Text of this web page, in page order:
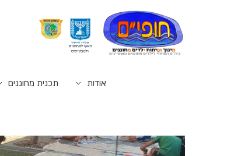
אודות תכנית מחוננים